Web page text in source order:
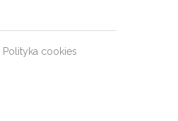
Polityka cookies